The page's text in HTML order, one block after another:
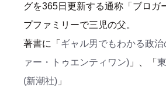
グを365日更新する通称「ブロガ
プファミリーで三児の父。
著書に「 ギャル男でもわかる政
ァー・トゥエンティワン) 」、「
(新潮社) 」